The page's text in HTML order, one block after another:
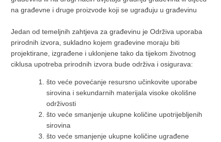
na građevne i druge proizvode koji se ugrađuju u građevinu
Jedan od temeljnih zahtjeva za građevinu je Održiva uporaba
prirodnih izvora, sukladno kojem građevine moraju biti
projektirane, izgrađene i uklonjene tako da tijekom životnog
ciklusa upotreba prirodnih izvora bude održiva i osigurava:
što veće povećanje resursno učinkovite uporabe
sirovina i sekundarnih materijala visoke okolišne
održivosti
što veće smanjenje ukupne količine upotrijebljenih
sirovina
što veće smanjenje ukupne količine ugrađene